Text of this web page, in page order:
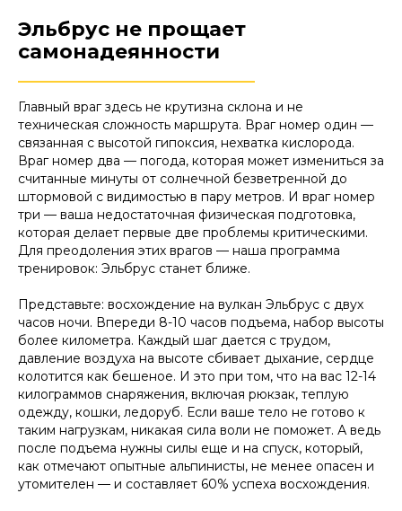
Эльбрус не прощает
самонадеянности
Главный враг здесь не крутизна склона и не
техническая сложность маршрута. Враг номер один —
связанная с высотой гипоксия, нехватка кислорода.
Враг номер два — погода, которая может измениться за
считанные минуты от солнечной безветренной до
штормовой с видимостью в пару метров. И враг номер
три — ваша недостаточная физическая подготовка,
которая делает первые две проблемы критическими.
Для преодоления этих врагов — наша программа
тренировок: Эльбрус станет ближе.
Представьте: восхождение на вулкан Эльбрус с двух
часов ночи. Впереди 8-10 часов подъема, набор высоты
более километра. Каждый шаг дается с трудом,
давление воздуха на высоте сбивает дыхание, сердце
колотится как бешеное. И это при том, что на вас 12-14
килограммов снаряжения, включая рюкзак, теплую
одежду, кошки, ледоруб. Если ваше тело не готово к
таким нагрузкам, никакая сила воли не поможет. А ведь
после подъема нужны силы еще и на спуск, который,
как отмечают опытные альпинисты, не менее опасен и
утомителен — и составляет 60% успеха восхождения.